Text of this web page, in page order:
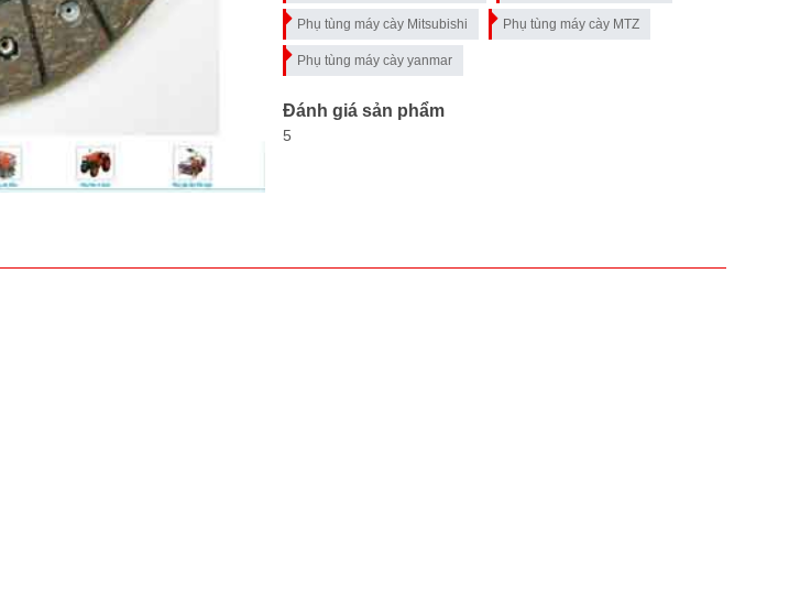
Phụ tùng máy cày Mitsubishi Phụ tùng máy cày MTZ
Phụ tùng máy cày yanmar
Đánh giá sản phẩm
5